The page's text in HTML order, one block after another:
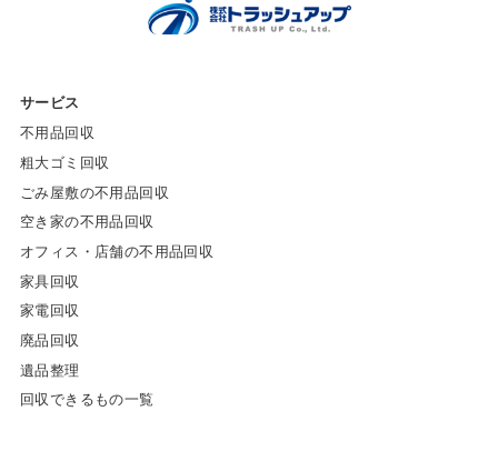
サービス
不用品回収
粗大ゴミ回収
ごみ屋敷の不用品回収
空き家の不用品回収
オフィス・店舗の不用品回収
家具回収
家電回収
廃品回収
遺品整理
回収できるもの一覧